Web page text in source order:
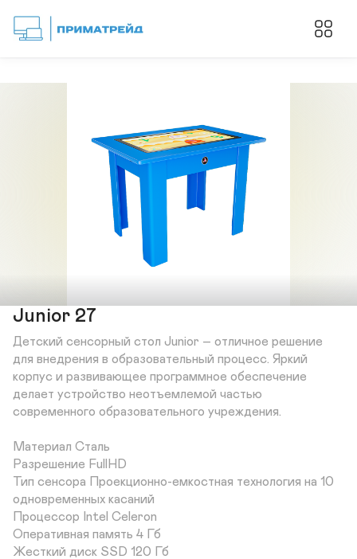
Junior 27
Детский сенсорный стол Junior – отличное решение
для внедрения в образовательный процесс. Яркий
корпус и развивающее программное обеспечение
делает устройство неотъемлемой частью
современного образовательного учреждения.
Материал Сталь
Разрешение FullHD
Тип сенсора Проекционно-емкостная технология на 10
одновременных касаний
Процессор Intel Celeron
Оперативная память 4 Гб
Жесткий диск SSD 120 Гб